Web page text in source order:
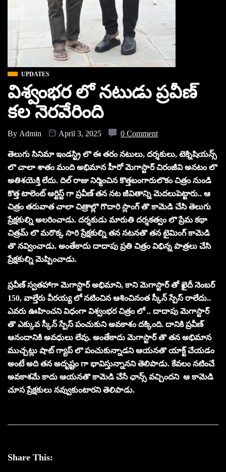
UPDATES
విశ్వంభర లో నటుడు ప్రవీణ్
కల నెరవేరింది
By Admin April 3, 2025 0 Comment
తెలుగు సినిమా ఇండస్ట్రి లొ ఈ త‌రం న‌టులు, ద‌ర్శ‌కులు, టెక్నిషియ‌న్స్
లొ చాలా శాతం మంది అభిమాన హీరో మెగాస్టార్ చిరంజీవి అన‌టం లొ
అతిశ‌యెక్తి లేదు. దిల్ రాజు నిర్మించిన కొత్త‌బంగారులొకం చిత్రం నుండి
కొత్త టాలెంట్ ఆర్టిస్ట్ గా ప్ర‌వీణ్ త‌న న‌ట జీవితాన్ని మెద‌లుపెట్టారు.. ఆ
చిత్రం త‌రువాత చాలా చిత్రాల్లొ గొదారి స్లాంగ్ తొ కామెడి చేసి తెలుగు
ప్రేక్ష‌కుల్ని అల‌రించాడు. ద‌ర్శ‌కుడు మారుతి దర్శ‌క‌త్వం లొ ప్రేమ క‌థా
చిత్ర‌మ్ లొ మ‌రొక్క సారి ప్రేక్ష‌కుల్ని త‌న న‌ట‌న‌తొ త‌న టైమింగ్ కామెడి
తొ న‌వ్వించాడు. అంతేకాదు దాదాపు ప్ర‌తి చిత్రం విభిన్న పాత్ర‌లు చేసి
ప్రేక్ష‌కుల్ని మెప్పించాడు.
ప్ర‌వీణ్ స్వ‌త‌హాగా మెగాస్టార్ అభిమాని, కాని మెగాస్టార్ తో ఖైదీ నెంబర్
150, వాల్తేరు వీరయ్య లో నటించిన ఆశించినంత స్కీన్ స్పేస్ రాలేదు..
ఎవరు ఊహించని విధంగా విశ్వంభ‌ర చిత్రం లో .. దాదాపు మెగాస్టార్
తొ ఎక్కువ స్కీన్ స్పేస్ పంచుకుని అవకాశం దక్కింది. దానికి ప్ర‌వీణ్
ఆనందానికి అవ‌ధులు లేవు. అంతేకాదు మెగాస్టార్ తొ త‌న అభిమాన
ముచ్చ‌ట్లు షాట్ గ్యాప్ లొ పంచుకున్నాడ‌ని ఆయ‌న‌తొ యాక్ట్ చేయ‌డం
అంటే అది త‌న అదృష్టం గా భావిస్తున్నాన‌ని తెలిపాడు. కేవ‌లం న‌టించే
అవ‌కాశమే కాదు ఆయ‌న‌తొ కామెడి చేసే ఛాన్స్ వ‌చ్చింద‌ని ఆ కామెడి
చూస ప్రేక్ష‌కులు న‌వ్వుకుంటార‌ని తెలిపాడు.
Share This: